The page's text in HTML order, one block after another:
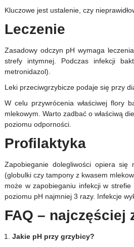
Kluczowe jest ustalenie, czy
Leczenie
Zasadowy odczyn pH wymaga
strefy intymnej. Podczas infekcji
metronidazol).
Leki przeciwgrzybicze podaje się przy
W celu przywrócenia właściwej flory
mlekowym. Warto zadbać o właściwą
poziomu odporności.
Profilaktyka
Zapobieganie dolegliwości opiera się
(globulki czy tampony z kwasem
może w zapobieganiu infekcji w
poziomu pH najmniej 3 razy. Infekcje
FAQ – najczęściej
Jakie pH przy grzybicy?